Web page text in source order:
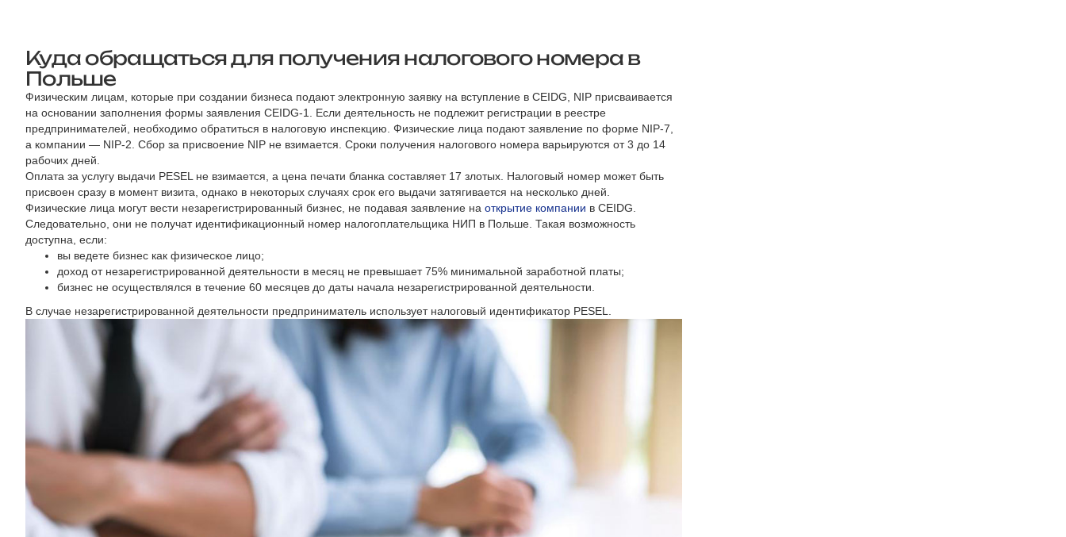
Куда обращаться для получения налогового номера в
Польше
Физическим лицам, которые при создании бизнеса подают электронную заявку на вступление в CEIDG, NIP присваивается
на основании заполнения формы заявления CEIDG-1. Если деятельность не подлежит регистрации в реестре
предпринимателей, необходимо обратиться в налоговую инспекцию. Физические лица подают заявление по форме NIP-7,
а компании — NIP-2. Сбор за присвоение NIP не взимается. Сроки получения налогового номера варьируются от 3 до 14
рабочих дней.
Оплата за услугу выдачи PESEL не взимается, а цена печати бланка составляет 17 злотых. Налоговый номер может быть
присвоен сразу в момент визита, однако в некоторых случаях срок его выдачи затягивается на несколько дней.
Физические лица могут вести незарегистрированный бизнес, не подавая заявление на открытие компании в CEIDG.
Следовательно, они не получат идентификационный номер налогоплательщика НИП в Польше. Такая возможность
доступна, если:
вы ведете бизнес как физическое лицо;
доход от незарегистрированной деятельности в месяц не превышает 75% минимальной заработной платы;
бизнес не осуществлялся в течение 60 месяцев до даты начала незарегистрированной деятельности.
В случае незарегистрированной деятельности предприниматель использует налоговый идентификатор PESEL.